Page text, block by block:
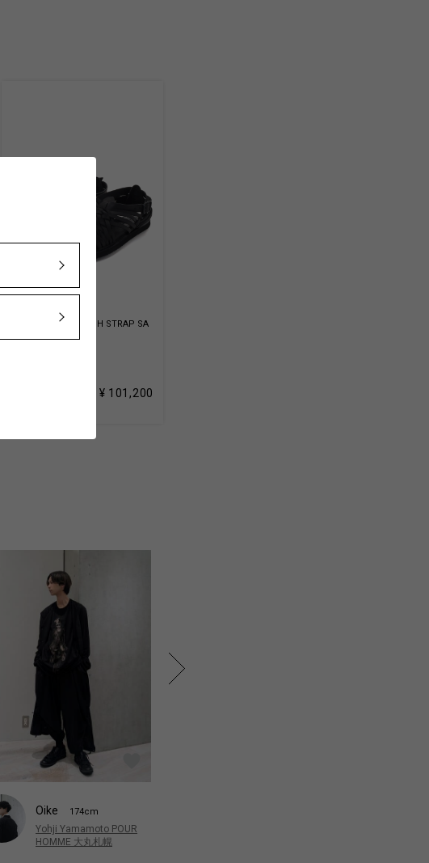
OILED LEATHER MESH STRAP SA
NDALS
¥ 101,200
Oike 174cm
Yohji Yamamoto POUR
HOMME 大丸札幌